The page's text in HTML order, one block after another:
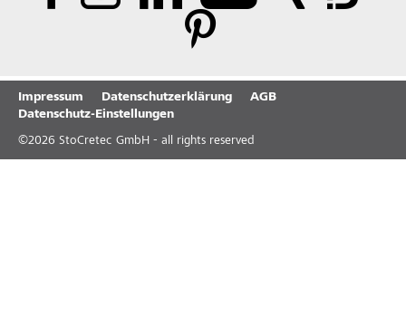
Impressum Datenschutzerklärung
AGB
Datenschutz-Einstellungen
©2026 StoCretec GmbH - all rights reserved